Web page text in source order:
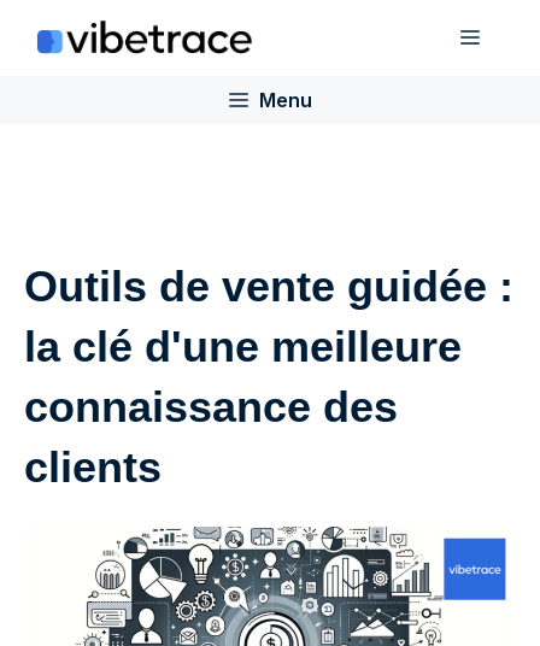
Menu
Menu
Outils de vente guidée :
la clé d'une meilleure
connaissance des
clients